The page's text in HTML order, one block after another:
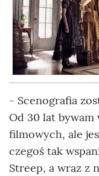
- Scenografia
Od 30 lat
filmowych, ale
czegoś tak
Streep, a wraz z